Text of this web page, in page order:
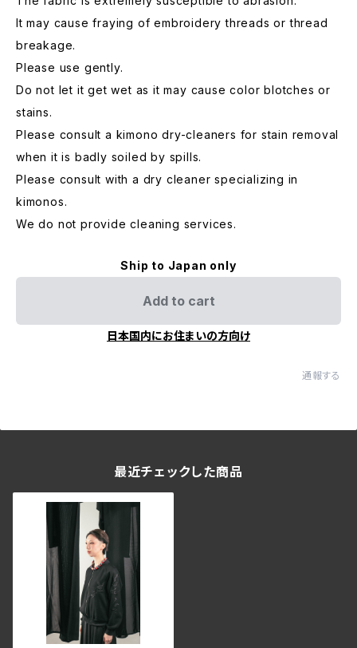
It may cause fraying of embroidery threads or thread
breakage.
Please use gently.
Do not let it get wet as it may cause color blotches or
stains.
Please consult a kimono dry-cleaners for stain removal
when it is badly soiled by spills.
Please consult with a dry cleaner specializing in
kimonos.
We do not provide cleaning services.
Ship to Japan only
Add to cart
日本国内にお住まいの方向け
通報する
最近チェックした商品